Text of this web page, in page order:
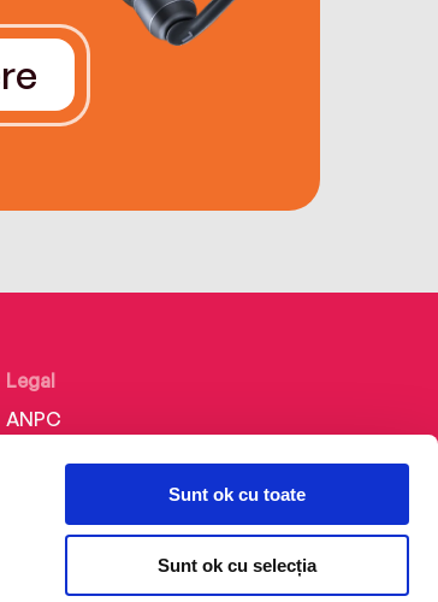
Sunt ok cu toate
Sunt ok cu selecția
Legal
ANPC
Politica de confidențialitate
Termeni și condiții